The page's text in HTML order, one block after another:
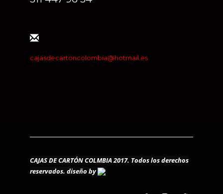
cajasdecartoncolombia@hotmail.es
CAJAS DE CARTÓN COLMBIA 2017. Todos los derechos
reservados. diseño by